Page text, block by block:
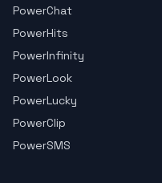
PowerChat
PowerHits
PowerInfinity
PowerLook
PowerLucky
PowerClip
PowerSMS